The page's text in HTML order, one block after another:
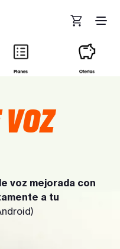
VOZ
voz mejorada con
a tu